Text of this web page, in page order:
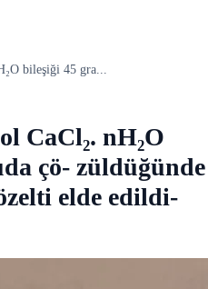
bileşiği 45 gra...
CaCl₂. nH₂O
çö- züldüğünde
elde edildi-